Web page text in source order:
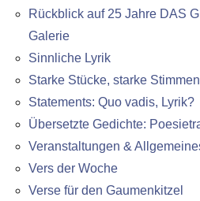
Rückblick auf 25 Jahre DAS
Galerie
Sinnliche Lyrik
Starke Stücke, starke Stimmen
Statements: Quo vadis, Lyrik?
Übersetzte Gedichte:
Veranstaltungen &
Vers der Woche
Verse für den Gaumenkitzel